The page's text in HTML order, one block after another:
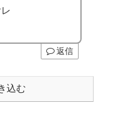
返信
込む